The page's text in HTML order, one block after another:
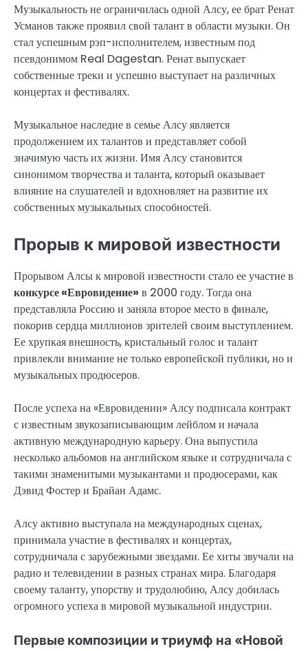
Музыкальность не ограничилась одной Алсу, ее брат Ренат
Усманов также проявил свой талант в области музыки. Он
стал успешным рэп-исполнителем, известным под
псевдонимом Real Dagestan. Ренат выпускает
собственные треки и успешно выступает на различных
концертах и фестивалях.
Музыкальное наследие в семье Алсу является
продолжением их талантов и представляет собой
значимую часть их жизни. Имя Алсу становится
синонимом творчества и таланта, который оказывает
влияние на слушателей и вдохновляет на развитие их
собственных музыкальных способностей.
Прорыв к мировой известности
Прорывом Алсы к мировой известности стало ее участие в
конкурсе «Евровидение» в 2000 году. Тогда она
представляла Россию и заняла второе место в финале,
покорив сердца миллионов зрителей своим выступлением.
Ее хрупкая внешность, кристальный голос и талант
привлекли внимание не только европейской публики, но и
музыкальных продюсеров.
После успеха на «Евровидении» Алсу подписала контракт
с известным звукозаписывающим лейблом и начала
активную международную карьеру. Она выпустила
несколько альбомов на английском языке и сотрудничала с
такими знаменитыми музыкантами и продюсерами, как
Дэвид Фостер и Брайан Адамс.
Алсу активно выступала на международных сценах,
принимала участие в фестивалях и концертах,
сотрудничала с зарубежными звездами. Ее хиты звучали на
радио и телевидении в разных странах мира. Благодаря
своему таланту, упорству и трудолюбию, Алсу добилась
огромного успеха в мировой музыкальной индустрии.
Первые композиции и триумф на «Новой